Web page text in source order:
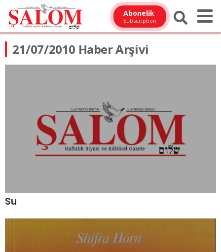
Abonelik
Subscription
21/07/2010 Haber Arşivi
Su